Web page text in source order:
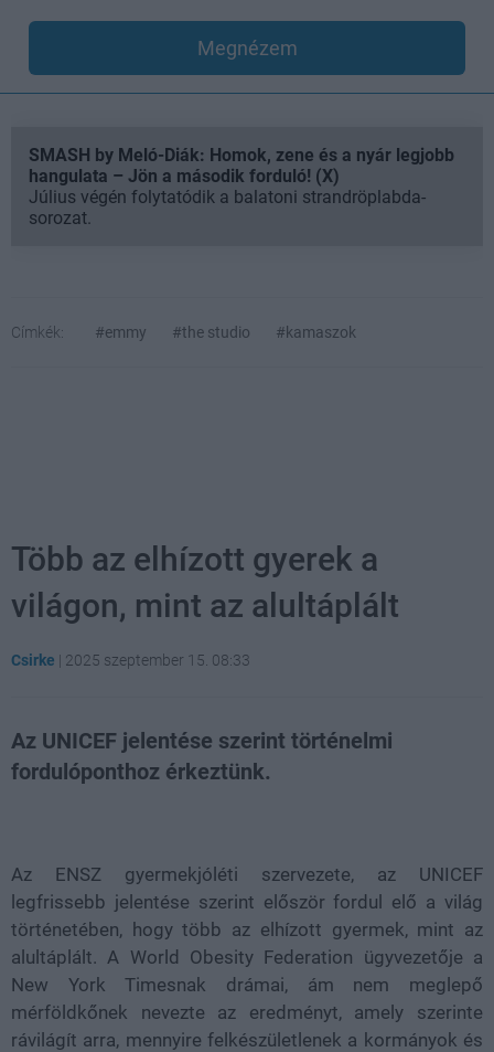
Megnézem
SMASH by Meló-Diák: Homok, zene és a nyár legjobb
hangulata – Jön a második forduló! (X)
Július végén folytatódik a balatoni strandröplabda-
sorozat.
Címkék: #emmy #the studio #kamaszok
Több az elhízott gyerek a
világon, mint az alultáplált
Csirke | 2025 szeptember 15. 08:33
Az UNICEF jelentése szerint történelmi
fordulóponthoz érkeztünk.
Az ENSZ gyermekjóléti szervezete, az UNICEF
legfrissebb jelentése szerint először fordul elő a világ
történetében, hogy több az elhízott gyermek, mint az
alultáplált. A World Obesity Federation ügyvezetője a
New York Timesnak drámai, ám nem meglepő
mérföldkőnek nevezte az eredményt, amely szerinte
rávilágít arra, mennyire felkészületlenek a kormányok és